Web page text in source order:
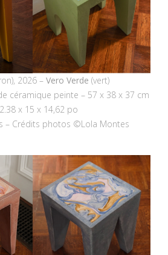
2026 – Vero Verde (vert)
céramique peinte – 57 x 38 x 37 cm
x 15 x 14,62 po
– Crédits photos ©Lola Montes